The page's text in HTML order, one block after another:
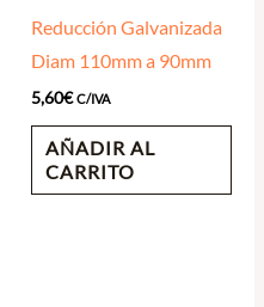
Reducción Galvanizada
Diam 110mm a 90mm
5,60€ C/IVA
AÑADIR AL
CARRITO